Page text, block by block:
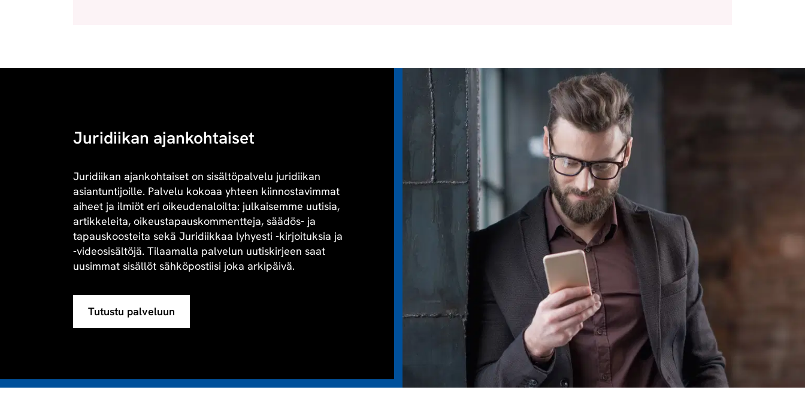
Juridiikan ajankohtaiset
Juridiikan ajankohtaiset on sisältöpalvelu juridiikan
asiantuntijoille. Palvelu kokoaa yhteen kiinnostavimmat
aiheet ja ilmiöt eri oikeudenaloilta: julkaisemme uutisia,
artikkeleita, oikeustapauskommentteja, säädös- ja
tapauskoosteita sekä Juridiikkaa lyhyesti -kirjoituksia ja
-videosisältöjä. Tilaamalla palvelun uutiskirjeen saat
uusimmat sisällöt sähköpostiisi joka arkipäivä.
Tutustu palveluun